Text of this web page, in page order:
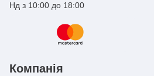
Нд з 10:00 до 18:00
Компанія